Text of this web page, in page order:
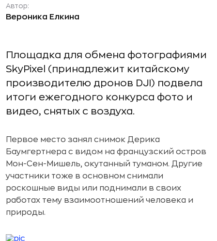
Автор:
Вероника Елкина
Площадка для обмена фотографиями
SkyPixel (принадлежит китайскому
производителю дронов DJI) подвела
итоги ежегодного конкурса фото и
видео, снятых с воздуха.
Первое место занял снимок Дерика
Баумгертнера с видом на французский остров
Мон-Сен-Мишель, окутанный туманом. Другие
участники тоже в основном снимали
роскошные виды или поднимали в своих
работах тему взаимоотношений человека и
природы.